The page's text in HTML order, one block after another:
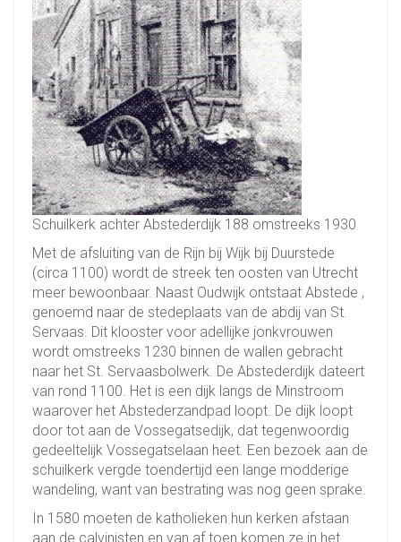
Schuilkerk achter Abstederdijk 188 omstreeks 1930
Met de afsluiting van de Rijn bij Wijk bij Duurstede
(circa 1100) wordt de streek ten oosten van Utrecht
meer bewoonbaar. Naast Oudwijk ontstaat Abstede ,
genoemd naar de stedeplaats van de abdij van St.
Servaas. Dit klooster voor adellijke jonkvrouwen
wordt omstreeks 1230 binnen de wallen gebracht
naar het St. Servaasbolwerk. De Abstederdijk dateert
van rond 1100. Het is een dijk langs de Minstroom
waarover het Abstederzandpad loopt. De dijk loopt
door tot aan de Vossegatsedijk, dat tegenwoordig
gedeeltelijk Vossegatselaan heet. Een bezoek aan de
schuilkerk vergde toendertijd een lange modderige
wandeling, want van bestrating was nog geen sprake.
In 1580 moeten de katholieken hun kerken afstaan
aan de calvinisten en van af toen komen ze in het